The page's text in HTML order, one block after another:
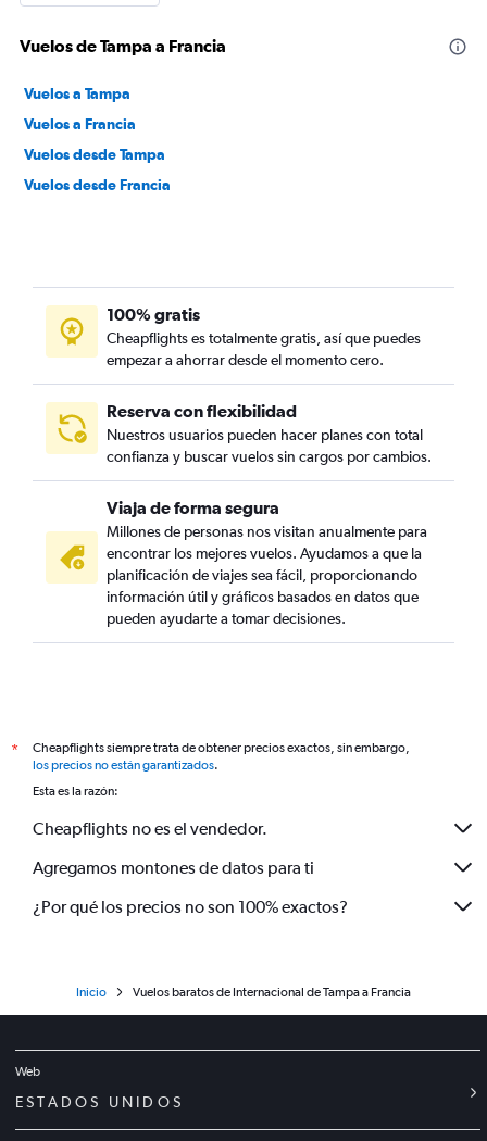
Vuelos de Tampa a Francia
Vuelos a Tampa
Vuelos a Francia
Vuelos desde Tampa
Vuelos desde Francia
100% gratis
Cheapflights es totalmente gratis, así que puedes
empezar a ahorrar desde el momento cero.
Reserva con flexibilidad
Nuestros usuarios pueden hacer planes con total
confianza y buscar vuelos sin cargos por cambios.
Viaja de forma segura
Millones de personas nos visitan anualmente para
encontrar los mejores vuelos. Ayudamos a que la
planificación de viajes sea fácil, proporcionando
información útil y gráficos basados en datos que
pueden ayudarte a tomar decisiones.
*
Cheapflights siempre trata de obtener precios exactos, sin embargo,
los precios no están garantizados.
Esta es la razón:
Cheapflights no es el vendedor.
Agregamos montones de datos para ti
¿Por qué los precios no son 100% exactos?
Inicio Vuelos baratos de Internacional de Tampa a Francia
Web
ESTADOS UNIDOS